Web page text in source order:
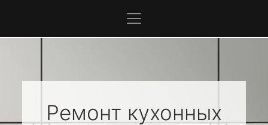
Ремонт кухонных